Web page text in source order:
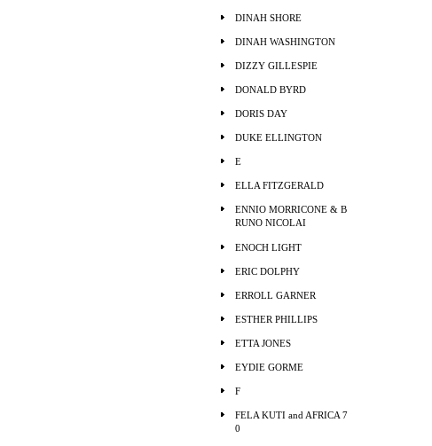
DINAH SHORE
DINAH WASHINGTON
DIZZY GILLESPIE
DONALD BYRD
DORIS DAY
DUKE ELLINGTON
E
ELLA FITZGERALD
ENNIO MORRICONE & B
RUNO NICOLAI
ENOCH LIGHT
ERIC DOLPHY
ERROLL GARNER
ESTHER PHILLIPS
ETTA JONES
EYDIE GORME
F
FELA KUTI and AFRICA 7
0